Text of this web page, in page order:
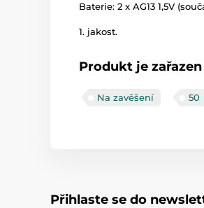
Baterie: 2 x AG13 1,5V
1. jakost.
Produkt je
Na zavěšení 50
Přihlaste se do